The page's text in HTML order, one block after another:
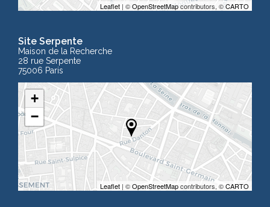
Leaflet | ©OpenStreetMapcontributors, ©CARTO
Site Serpente
Maison de la Recherche
28 rue Serpente
75006 Paris
+
−
Leaflet | ©OpenStreetMapcontributors, ©CARTO